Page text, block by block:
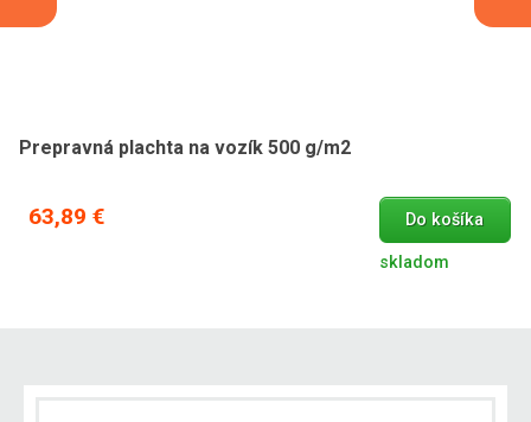
Prepravná plachta na vozík 500 g/m2
63,89 € Do košíka
skladom